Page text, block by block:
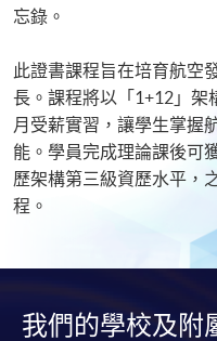
忘錄。
此證書課程旨在培育航空
長。課程將以「1+12」架
月受薪實習，讓學生掌握
能。學員完成理論課後可
歷架構第三級資歷水平，
程。
我們的學校及附